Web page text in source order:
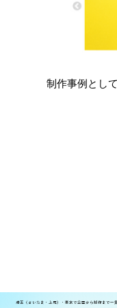
制作事例とし
埼玉（さいたま・上尾）・東京で企画から制作まで一